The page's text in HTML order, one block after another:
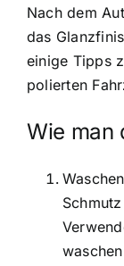
Nach dem
das
einige Tipps
polierten
Wie man